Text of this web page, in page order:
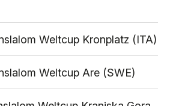
Weltcup Kronplatz (ITA)
Weltcup Are (SWE)